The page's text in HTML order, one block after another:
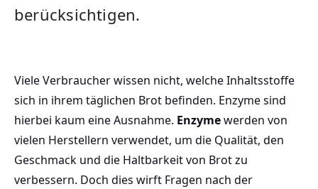
berücksichtigen.
Viele Verbraucher wissen nicht,‌ welche Inhaltsstoffe
sich in ⁣ihrem‍ täglichen Brot befinden. Enzyme sind
hierbei⁢ kaum eine Ausnahme. Enzymewerden von
vielen Herstellern verwendet,⁤ um‌ die ⁢Qualität, den
Geschmack und die ‍Haltbarkeit von Brot zu
verbessern. Doch dies wirft Fragen nach der